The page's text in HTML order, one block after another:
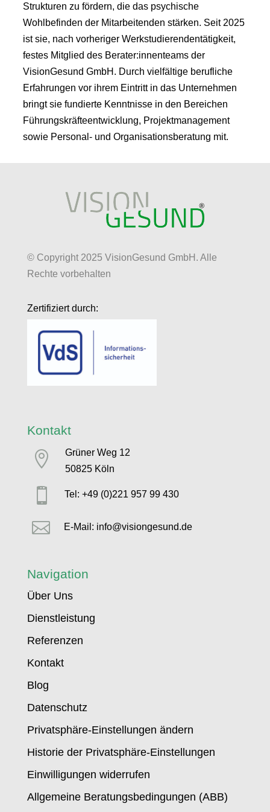
Strukturen zu fördern, die das psychische
Wohlbefinden der Mitarbeitenden stärken. Seit 2025
ist sie, nach vorheriger Werkstudierendentätigkeit,
festes Mitglied des Berater:innenteams der
VisionGesund GmbH. Durch vielfältige berufliche
Erfahrungen vor ihrem Eintritt in das Unternehmen
bringt sie fundierte Kenntnisse in den Bereichen
Führungskräfteentwicklung, Projektmanagement
sowie Personal- und Organisationsberatung mit.
© Copyright 2025 VisionGesund GmbH. Alle
Rechte vorbehalten
Zertifiziert durch:
Kontakt

Grüner Weg 12
50825 Köln
 Tel: +49 (0)221 957 99 430
 E-Mail: info@visiongesund.de
Navigation
Über Uns
Dienstleistung
Referenzen
Kontakt
Blog
Datenschutz
Privatsphäre-Einstellungen ändern
Historie der Privatsphäre-Einstellungen
Einwilligungen widerrufen
Allgemeine Beratungsbedingungen (ABB)